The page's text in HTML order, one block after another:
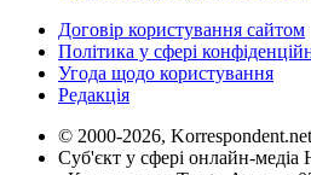
Договір користування сайтом
Політика у сфері
Угода щодо користування
Редакція
© 2000-2026, Korrespondent.net
Суб'єкт у сфері онлайн-медіа